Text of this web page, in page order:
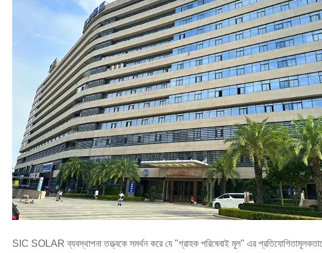
SIC SOLAR ব্যবস্থাপনা তত্ত্বকে সমর্থন করে যে "গ্রাহক পরিষেবাই মূল" এর